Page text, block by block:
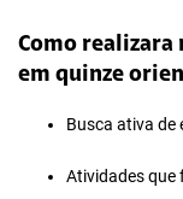
Como realizara
em quinze
Busca ativa de
Atividades que